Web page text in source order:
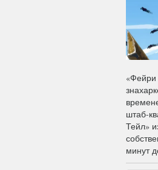
«Фейри
штаб-
Тейл»
минут